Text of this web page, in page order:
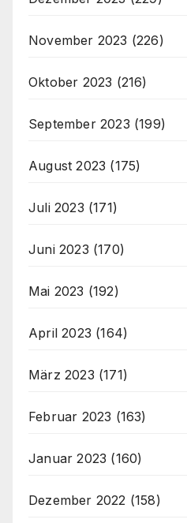
November 2023 (226)
Oktober 2023 (216)
September 2023 (199)
August 2023 (175)
Juli 2023 (171)
Juni 2023 (170)
Mai 2023 (192)
April 2023 (164)
März 2023 (171)
Februar 2023 (163)
Januar 2023 (160)
Dezember 2022 (158)